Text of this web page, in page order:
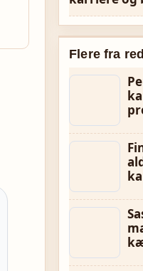
Flere fra